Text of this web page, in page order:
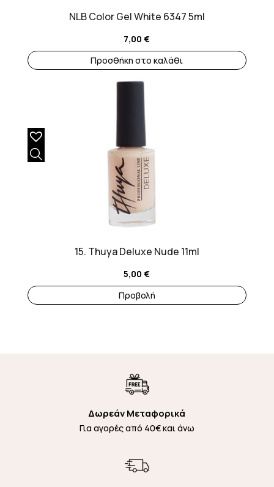
NLB Color Gel White 6347 5ml
7,00€
Προσθήκη στο καλάθι
15. Thuya Deluxe Nude 11ml
5,00€
Προβολή
Δωρεάν Μεταφορικά
Για αγορές από 40€ και άνω